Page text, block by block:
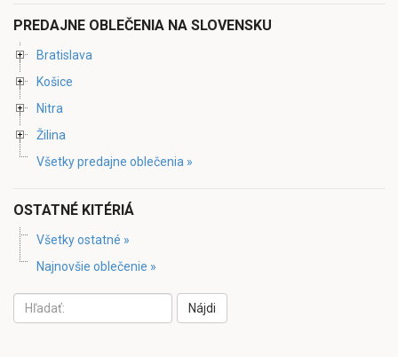
PREDAJNE OBLEČENIA NA SLOVENSKU
Bratislava
Košice
Nitra
Žilina
Všetky predajne oblečenia »
OSTATNÉ KITÉRIÁ
Všetky ostatné »
Najnovšie oblečenie »
Nájdi